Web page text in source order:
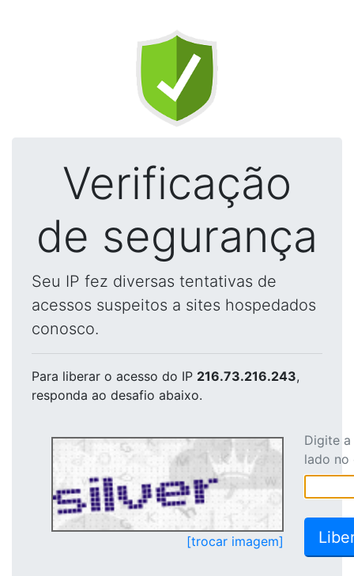
Verificação
de segurança
Seu IP fez diversas tentativas de
acessos suspeitos a sites hospedados
conosco.
Para liberar o acesso do IP 216.73.216.243,
responda ao desafio abaixo.
[trocar imagem]
Digite
lado no